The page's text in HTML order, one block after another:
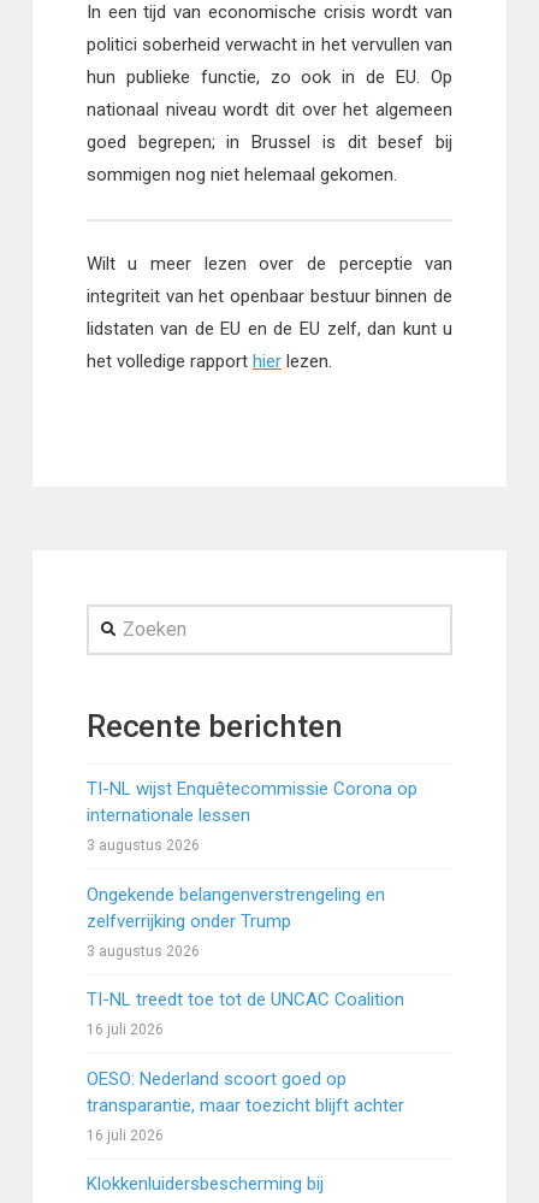
In een tijd van economische crisis wordt van
politici soberheid verwacht in het vervullen van
hun publieke functie, zo ook in de EU. Op
nationaal niveau wordt dit over het algemeen
goed begrepen; in Brussel is dit besef bij
sommigen nog niet helemaal gekomen.
Wilt u meer lezen over de perceptie van
integriteit van het openbaar bestuur binnen de
lidstaten van de EU en de EU zelf, dan kunt u
het volledige rapport hierlezen.
Zoeken
Recente berichten
TI-NL wijst Enquêtecommissie Corona op
internationale lessen
3 augustus 2026
Ongekende belangenverstrengeling en
zelfverrijking onder Trump
3 augustus 2026
TI-NL treedt toe tot de UNCAC Coalition
16 juli 2026
OESO: Nederland scoort goed op
transparantie, maar toezicht blijft achter
16 juli 2026
Klokkenluidersbescherming bij